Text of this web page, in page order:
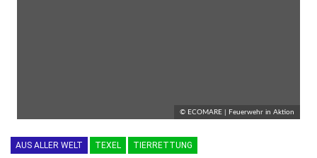
© ECOMARE | Feuerwehr in Aktion
AUS ALLER WELT TEXEL TIERRETTUNG